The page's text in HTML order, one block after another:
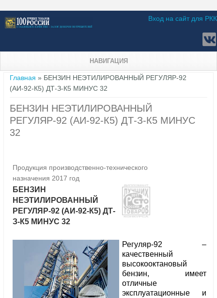
Вход на сайт для РКК
НАВИГАЦИЯ
Вы здесь
Главная » БЕНЗИН НЕЭТИЛИРОВАННЫЙ РЕГУЛЯР-92
(АИ-92-К5) ДТ-З-К5 МИНУС 32
БЕНЗИН НЕЭТИЛИРОВАННЫЙ
РЕГУЛЯР-92 (АИ-92-К5) ДТ-З-К5 МИНУС
32
Продукция производственно-технического
назначения 2017 год
БЕНЗИН
НЕЭТИЛИРОВАННЫЙ
РЕГУЛЯР-92 (АИ-92-К5) ДТ-
З-К5 МИНУС 32
Регуляр-92 –
качественный
высокооктановый
бензин, имеет
отличные
эксплуатационные и